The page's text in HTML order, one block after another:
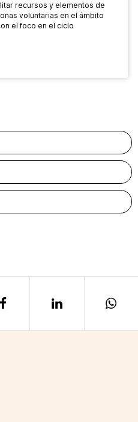
recursos y elementos de
voluntarias en el ámbito
el foco en el ciclo